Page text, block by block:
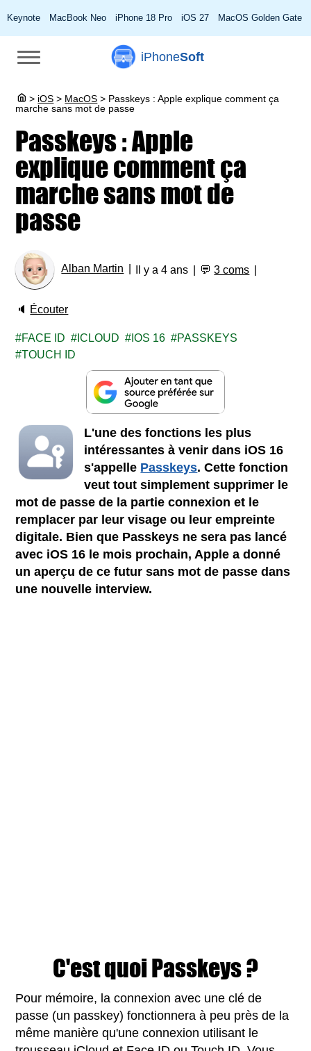
Keynote MacBook Neo iPhone 18 Pro iOS 27 MacOS Golden Gate
iPhoneSoft
> iOS > MacOS > Passkeys : Apple explique comment ça
marche sans mot de passe
Passkeys : Apple
explique comment ça
marche sans mot de
passe
Alban Martin Il y a 4 ans 💬3 coms
🔈 Écouter
FACE ID ICLOUD IOS 16
PASSKEYS
TOUCH ID
L'une des fonctions les plus
intéressantes à venir dans iOS 16
s'appelle Passkeys. Cette fonction
veut tout simplement supprimer le
mot de passe de la partie connexion et le
remplacer par leur visage ou leur empreinte
digitale. Bien que Passkeys ne sera pas lancé
avec iOS 16 le mois prochain, Apple a donné
un aperçu de ce futur sans mot de passe dans
une nouvelle interview.
C'est quoi Passkeys ?
Pour mémoire, la connexion avec une clé de
passe (un passkey) fonctionnera à peu près de la
même manière qu'une connexion utilisant le